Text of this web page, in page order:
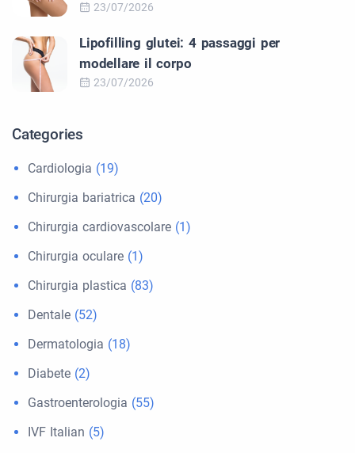
23/07/2026
Lipofilling glutei: 4 passaggi per
modellare il corpo
23/07/2026
Categories
Cardiologia (19)
Chirurgia bariatrica (20)
Chirurgia cardiovascolare (1)
Chirurgia oculare (1)
Chirurgia plastica (83)
Dentale (52)
Dermatologia (18)
Diabete (2)
Gastroenterologia (55)
IVF Italian (5)